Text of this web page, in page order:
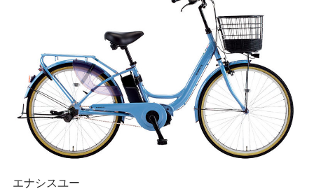
エナシスユー